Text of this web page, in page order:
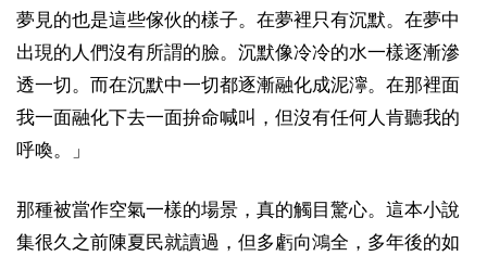
夢見的也是這些傢伙的樣子。在夢裡只有沉默。在夢中
出現的人們沒有所謂的臉。沉默像冷冷的水一樣逐漸滲
透一切。而在沉默中一切都逐漸融化成泥濘。在那裡面
我一面融化下去一面拚命喊叫，但沒有任何人肯聽我的
呼喚。」
那種被當作空氣一樣的場景，真的觸目驚心。這本小說
集很久之前陳夏民就讀過，但多虧向鴻全，多年後的如